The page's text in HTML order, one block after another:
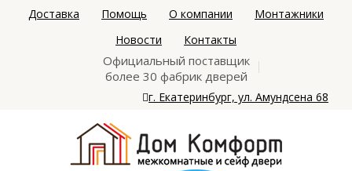
Доставка Помощь О компании
Монтажники
Новости
Контакты
Официальный поставщик
более 30 фабрик дверей
г. Екатеринбург, ул. Амундсена 68